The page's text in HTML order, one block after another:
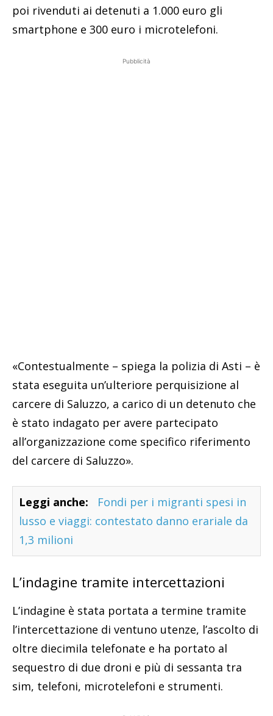
poi rivenduti ai detenuti a 1.000 euro gli
smartphone e 300 euro i microtelefoni.
Pubblicità
«Contestualmente – spiega la polizia di Asti – è
stata eseguita un’ulteriore perquisizione al
carcere di Saluzzo, a carico di un detenuto che
è stato indagato per avere partecipato
all’organizzazione come specifico riferimento
del carcere di Saluzzo».
Leggi anche:
Fondi per i migranti spesi in
lusso e viaggi: contestato danno erariale da
1,3 milioni
L’indagine tramite intercettazioni
L’indagine è stata portata a termine tramite
l’intercettazione di ventuno utenze, l’ascolto di
oltre diecimila telefonate e ha portato al
sequestro di due droni e più di sessanta tra
sim, telefoni, microtelefoni e strumenti.